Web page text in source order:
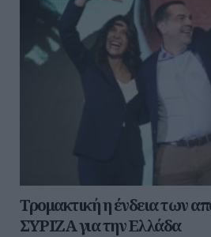
Τρομακτική η ένδεια των
ΣΥΡΙΖΑ για την Ελλάδα